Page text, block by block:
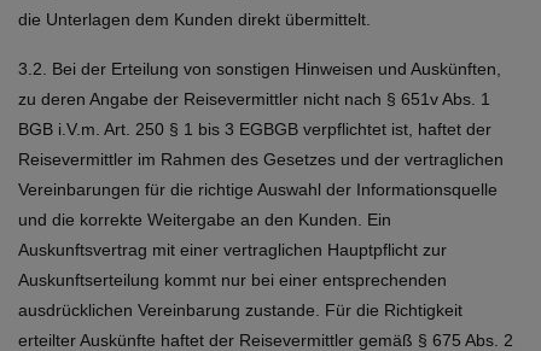
die Unterlagen dem Kunden direkt übermittelt.
3.2. Bei der Erteilung von sonstigen Hinweisen und Auskünften,
zu deren Angabe der Reisevermittler nicht nach § 651v Abs. 1
BGB i.V.m. Art. 250 § 1 bis 3 EGBGB verpflichtet ist, haftet der
Reisevermittler im Rahmen des Gesetzes und der vertraglichen
Vereinbarungen für die richtige Auswahl der Informationsquelle
und die korrekte Weitergabe an den Kunden. Ein
Auskunftsvertrag mit einer vertraglichen Hauptpflicht zur
Auskunftserteilung kommt nur bei einer entsprechenden
ausdrücklichen Vereinbarung zustande. Für die Richtigkeit
erteilter Auskünfte haftet der Reisevermittler gemäß § 675 Abs. 2